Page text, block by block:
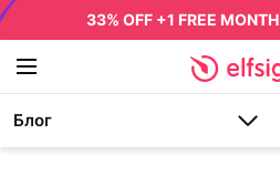
33% OFF +1 FREE MONTH
Блог